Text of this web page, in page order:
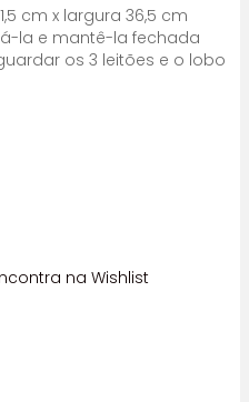
cm x largura 36,5 cm
la e mantê-la fechada
os 3 leitões e o lobo
na Wishlist